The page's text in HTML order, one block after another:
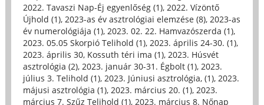
2022. Tavaszi Nap-Éj egyenlőség (1), 2022. Vízöntő
Újhold (1), 2023-as év asztrológiai elemzése (8), 2023-as
év numerológiája (1), 2023. 02. 22. Hamvazószerda (1),
2023. 05.05 Skorpió Telihold (1), 2023. április 24-30. (1),
2023. április 30, Kossuth téri ima (1), 2023. Húsvét
asztrológia (2), 2023. január 30-31. Égbolt (1), 2023.
július 3. Telihold (1), 2023. Júniusi asztrológia, (1), 2023.
májusi asztrológia (1), 2023. március 20. (1), 2023.
március 7. Szűz Telihold (1), 2023. március 8. Nőnap